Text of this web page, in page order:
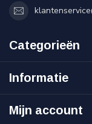
Categorieën
Informatie
Mijn account